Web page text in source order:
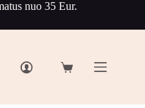
nuo 35 Eur.